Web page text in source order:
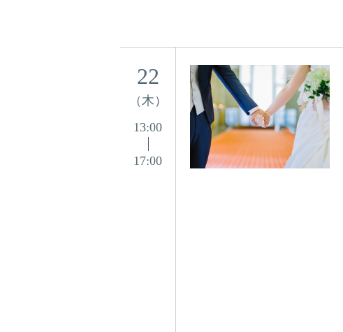
22
（木）
13:00
17:00